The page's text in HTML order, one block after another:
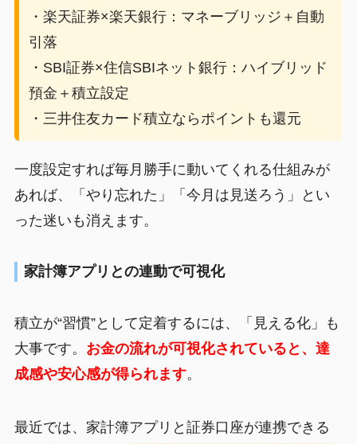
・楽天証券×楽天銀行：マネーブリッジ＋自動
引落
・SBI証券×住信SBIネット銀行：ハイブリッド
預金＋積立設定
・三井住友カード積立ならポイントも還元
一度設定すれば毎月勝手に動いてくれる仕組みが
あれば、「やり忘れた」「今月は見送ろう」とい
った迷いも消えます。
家計簿アプリとの連動で可視化
積立が“習慣”として定着するには、「見える化」も
大事です。 お金の流れが可視化されていると、達
成感や安心感が得られます。
最近では、家計簿アプリと証券口座が連携できる